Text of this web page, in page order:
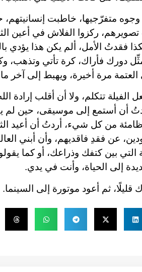
متفرّجيها، خاطبت إنسانيتهم،
تصويرهم، ركزوا الفلاش في أعين
هكذا فقدتُ الأمل، ألم يكن هذا
دورك فأراك، كرة تأتي وتذهب،
مرة أخيرة، ويهبط إلى آخر
تتكلم، ولا أن أقلب إرادة
أن أستمع إلى موسيقى، حين
من كل شيء، أردتُ أن أعيد
عن فقدِ فاقديهم، وأن أبني
بين كتفك وذراعك، أو كما
إلى الحياة، وأنت في يدي.
قليلًا، ثم أعود موتورة إلى السينما.